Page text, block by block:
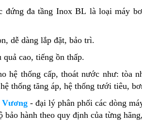
đa tầng Inox BL là loại máy
dễ dàng lắp đặt, bảo trì.
cao, tiếng ồn thấp.
hệ thống cấp, thoát nước như: tòa
thống tăng áp, hệ thống tưới tiêu,
Vương - đại lý phân phối các dòng
bảo hành theo quy định của từng